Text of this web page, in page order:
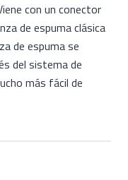
con un conector
de espuma clásica
de espuma se
del sistema de
más fácil de